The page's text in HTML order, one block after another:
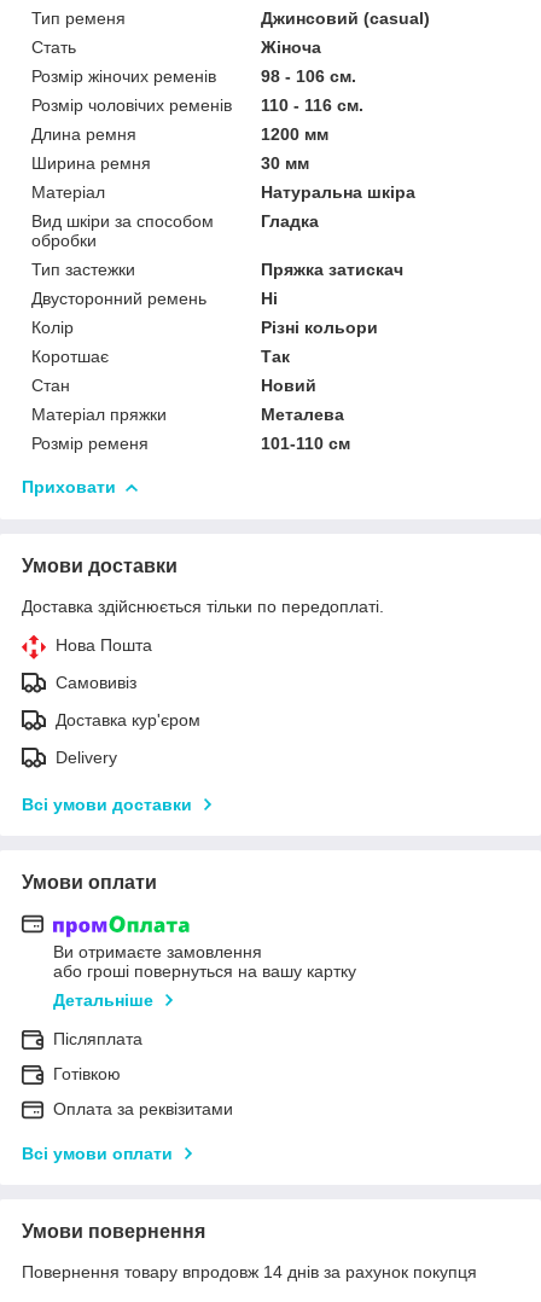
Тип ременя
Джинсовий (casual)
Стать
Жіноча
Розмір жіночих ременів
98 - 106 см.
Розмір чоловічих ременів
110 - 116 см.
Длина ремня
1200 мм
Ширина ремня
30 мм
Матеріал
Натуральна шкіра
Вид шкіри за способом
обробки
Гладка
Тип застежки
Пряжка затискач
Двусторонний ремень
Ні
Колір
Різні кольори
Коротшає
Так
Стан
Новий
Матеріал пряжки
Металева
Розмір ременя
101-110 см
Приховати
Умови доставки
Доставка здійснюється тільки по передоплаті.
Нова Пошта
Самовивіз
Доставка кур'єром
Delivery
Всі умови доставки
Умови оплати
Ви отримаєте замовлення
або гроші повернуться на вашу картку
Детальніше
Післяплата
Готівкою
Оплата за реквізитами
Всі умови оплати
Умови повернення
Повернення товару впродовж 14 днів за рахунок покупця